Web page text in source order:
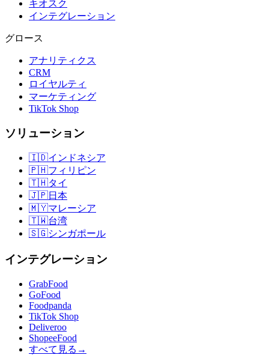
キオスク
インテグレーション
グロース
アナリティクス
CRM
ロイヤルティ
マーケティング
TikTok Shop
ソリューション
🇮🇩インドネシア
🇵🇭フィリピン
🇹🇭タイ
🇯🇵日本
🇲🇾マレーシア
🇹🇼台湾
🇸🇬シンガポール
インテグレーション
GrabFood
GoFood
Foodpanda
TikTok Shop
Deliveroo
ShopeeFood
すべて見る →